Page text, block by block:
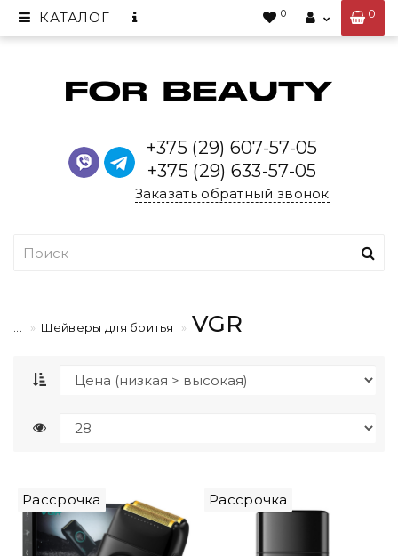
0
КАТАЛОГ 0
+375 (29) 607-57-05
+375 (29) 633-57-05
Заказать обратный звонок
Шейверы для бритья VGR
Рассрочка Рассрочка